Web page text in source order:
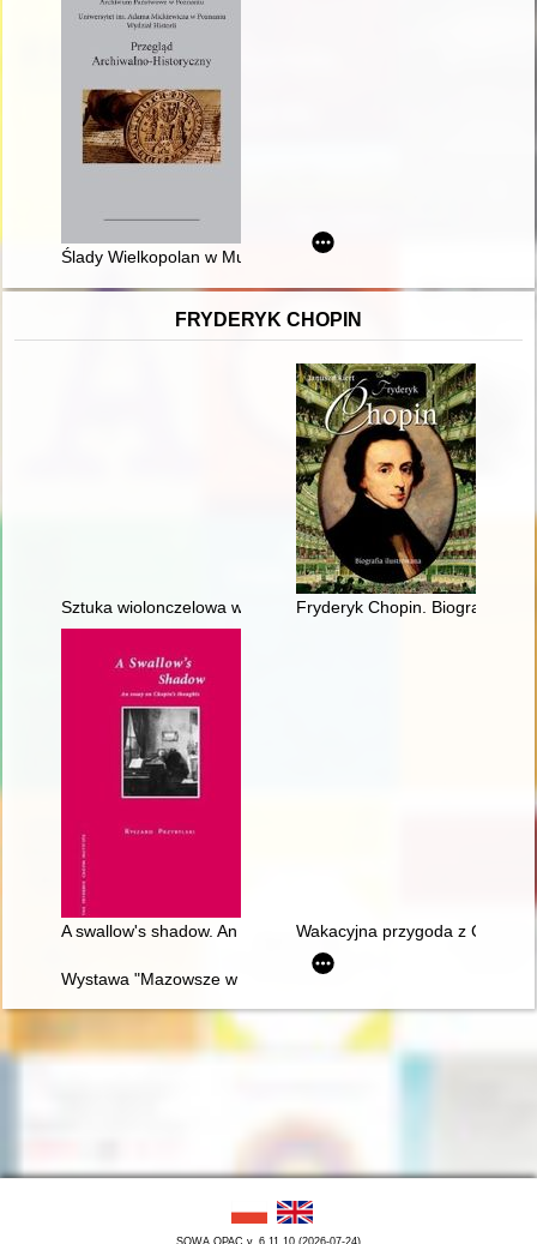
Ślady Wielkopolan w Muzeum Polskim i Bibliotece w
FRYDERYK CHOPIN
Sztuka wiolonczelowa w polskiej i rosyjskiej kulturze
Fryderyk Chopin. Biografia
A swallow's shadow. An essay on Chopin's thoughts
Wakacyjna przygoda z
Wystawa "Mazowsze w czasach Chopina" - połączenie
SOWA OPAC v. 6.11.10 (2026-07-24)